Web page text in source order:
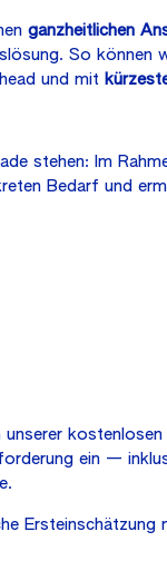
ganzheitlichen
So können
und mit
stehen: Im
Bedarf und
ein —
Ersteinschätzung